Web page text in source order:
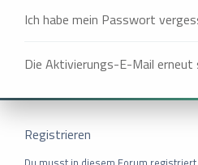
Ich habe mein Passwort
Die Aktivierungs-E-Mail erneut
Registrieren